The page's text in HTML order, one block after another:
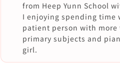
from Heep Yunn School
I enjoying spending time
patient person with
primary subjects and
girl.